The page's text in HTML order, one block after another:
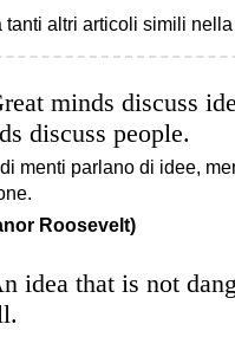
tanti altri articoli simili
minds discuss
discuss people.
menti parlano di idee,
Roosevelt)
idea that is not